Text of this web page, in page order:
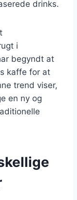
drinks.
i
begyndt at
kaffe for at
trend viser,
en ny og